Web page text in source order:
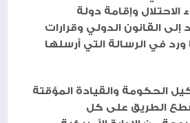
وإقامة دولة
إلى القانون الدولي وقرارات
ورد في الرسالة التي أرسلها
الحكومة والقيادة المؤقتة
الطريق على كل